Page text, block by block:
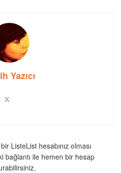
Yazıcı
ListeList hesabınız olması
bağlantı ile hemen bir hesap